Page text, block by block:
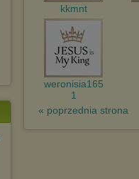
kkmnt
weronisia165
1
« poprzednia strona